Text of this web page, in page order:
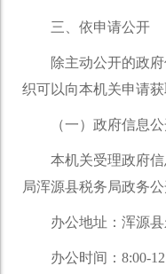
三、依申请公开
除主动公开的政
织可以向本机关申请获
（一）政府信息
本机关受理政府
局浑源县税务局政务
办公地址：浑源
办公时间：8:00-